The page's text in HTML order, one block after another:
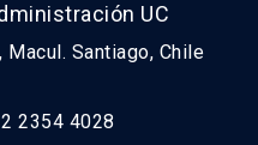
UC
Macul. Santiago, Chile
2354 4028